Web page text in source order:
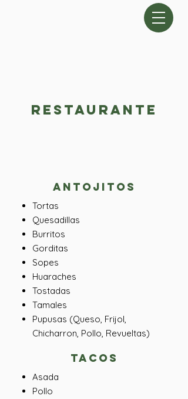
RESTAURANTE
Antojitos
Tortas
Quesadillas
Burritos
Gorditas
Sopes
Huaraches
Tostadas
Tamales
Pupusas (Queso, Frijol,
Chicharron, Pollo, Revueltas)
Tacos
Asada
Pollo